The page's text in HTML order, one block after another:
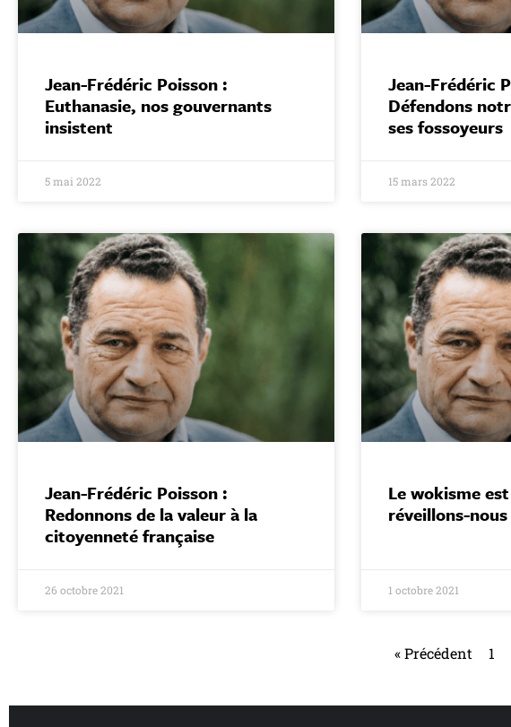
Jean-Frédéric Poisson :
Euthanasie, nos gouvernants
insistent
5 mai 2022
Jean-Frédéric
Défendons
ses fossoyeurs
15 mars 2022
Jean-Frédéric Poisson :
Redonnons de la valeur à la
citoyenneté française
26 octobre 2021
Le wokisme
réveillons-nous
1 octobre 2021
« Précédent 1